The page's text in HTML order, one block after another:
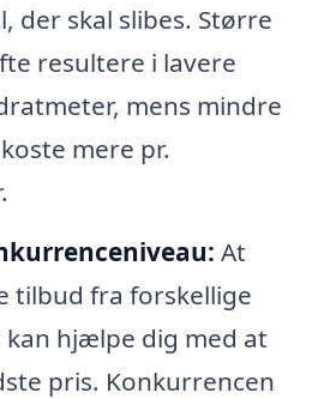
der skal slibes. Større
resultere i lavere
mens mindre
mere pr.
At
tilbud fra forskellige
hjælpe dig med at
pris. Konkurrencen